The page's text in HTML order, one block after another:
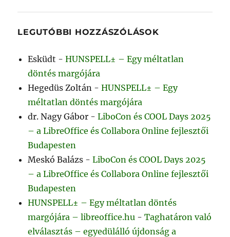
LEGUTÓBBI HOZZÁSZÓLÁSOK
Esküdt -HUNSPELL± – Egy méltatlan
döntés margójára
Hegedüs Zoltán -HUNSPELL± – Egy
méltatlan döntés margójára
dr. Nagy Gábor -LiboCon és COOL Days 2025
– a LibreOffice és Collabora Online fejlesztői
Budapesten
Meskó Balázs -LiboCon és COOL Days 2025
– a LibreOffice és Collabora Online fejlesztői
Budapesten
HUNSPELL± – Egy méltatlan döntés
margójára – libreoffice.hu -Taghatáron való
elválasztás – egyedülálló újdonság a